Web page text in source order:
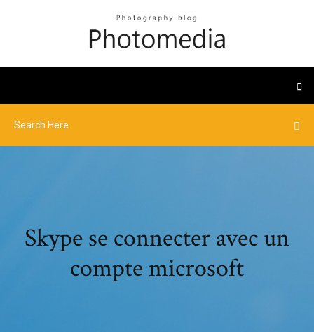
Skype se connecter avec un
compte microsoft